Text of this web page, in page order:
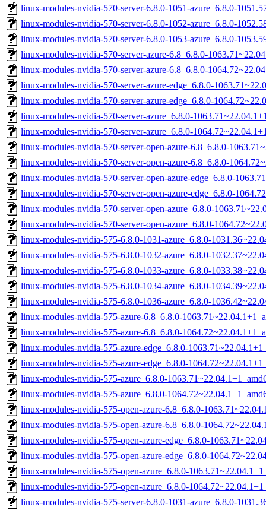
linux-modules-nvidia-570-server-6.8.0-1051-azure_6.8.0-
linux-modules-nvidia-570-server-6.8.0-1052-azure_6.8.0-
linux-modules-nvidia-570-server-6.8.0-1053-azure_6.8.0-
linux-modules-nvidia-570-server-azure-6.8_6.8.0-
linux-modules-nvidia-570-server-azure-6.8_6.8.0-
linux-modules-nvidia-570-server-azure-edge_6.8.0-
linux-modules-nvidia-570-server-azure-edge_6.8.0-
linux-modules-nvidia-570-server-azure_6.8.0-
linux-modules-nvidia-570-server-azure_6.8.0-
linux-modules-nvidia-570-server-open-azure-6.8_6.8.0-
linux-modules-nvidia-570-server-open-azure-6.8_6.8.0-
linux-modules-nvidia-570-server-open-azure-edge_6.8.0-
linux-modules-nvidia-570-server-open-azure-edge_6.8.0-
linux-modules-nvidia-570-server-open-azure_6.8.0-
linux-modules-nvidia-570-server-open-azure_6.8.0-
linux-modules-nvidia-575-6.8.0-1031-azure_6.8.0-
linux-modules-nvidia-575-6.8.0-1032-azure_6.8.0-
linux-modules-nvidia-575-6.8.0-1033-azure_6.8.0-
linux-modules-nvidia-575-6.8.0-1034-azure_6.8.0-
linux-modules-nvidia-575-6.8.0-1036-azure_6.8.0-
linux-modules-nvidia-575-azure-6.8_6.8.0-
linux-modules-nvidia-575-azure-6.8_6.8.0-
linux-modules-nvidia-575-azure-edge_6.8.0-
linux-modules-nvidia-575-azure-edge_6.8.0-
linux-modules-nvidia-575-azure_6.8.0-
linux-modules-nvidia-575-azure_6.8.0-
linux-modules-nvidia-575-open-azure-6.8_6.8.0-
linux-modules-nvidia-575-open-azure-6.8_6.8.0-
linux-modules-nvidia-575-open-azure-edge_6.8.0-
linux-modules-nvidia-575-open-azure-edge_6.8.0-
linux-modules-nvidia-575-open-azure_6.8.0-
linux-modules-nvidia-575-open-azure_6.8.0-
linux-modules-nvidia-575-server-6.8.0-1031-azure_6.8.0-